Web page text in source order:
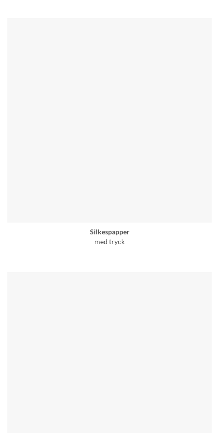
Silkespapper
med tryck